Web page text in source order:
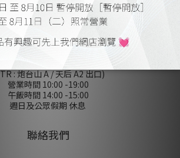
陳列室
: 炮台山 A / 天后 A2 出口)
營業時間 10:00 -19:00
午飯時間 14:00 -15:00
週日及公眾假期 休息
聯絡我們